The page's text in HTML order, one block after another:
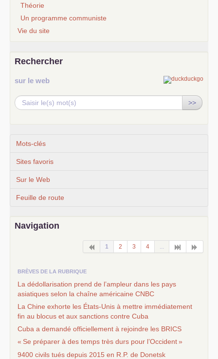
Théorie
Un programme communiste
Vie du site
Rechercher
sur le web
>>
Mots-clés
Sites favoris
Sur le Web
Feuille de route
Navigation
1 2 3 4 ...
BRÈVES DE LA RUBRIQUE
La dédollarisation prend de l’ampleur dans les pays
asiatiques selon la chaîne américaine CNBC
La Chine exhorte les États-Unis à mettre immédiatement
fin au blocus et aux sanctions contre Cuba
Cuba a demandé officiellement à rejoindre les BRICS
« Se préparer à des temps très durs pour l’Occident»
9400 civils tués depuis 2015 en R.P. de Donetsk